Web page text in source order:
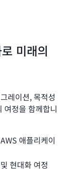
미래의
레이션, 목적성
여정을 함께합니
애플리케이
현대화 여정